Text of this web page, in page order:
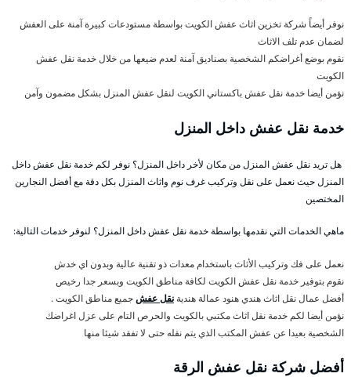
نوفر أيضاً شركة تخزين اثاث عفش الكويت بواسطة مستودعات كبيرة آمنة على العفش
لضمان عدم تلف الاثاث
نقوم بوضع أغراضكم الشخصية بصناديق آمنة لعدم ضيعها من خلال خدمة نقل عفش
الكويت
نؤمن أيضا خدمة نقل عفش باكستاني الكويت لنقل عفش المنزل بشكل مضمون وآمن
خدمة نقل عفش داخل المنزل
هل تريد نقل عفش المنزل من مكان لأخر داخل المنزل؟ نوفر لكم خدمة نقل عفش داخل
المنزل حيث نعمل على نقل وتركيب غرف نوم واثاث المنزل بكل دقة مع أفضل النجارين
المختصين
ماهي الخدمات التي نقدمها بواسطة خدمة نقل عفش داخل المنزل؟ لنوفر خدمات التالية:
نعمل على فك وتركيب الأثاث باستخدام معدات ذو تقنية عالية وبدون اي خدش
نقوم بتوفير خدمة نقل عفش الكويت لكافة مناطق الكويت وبسعر جدا رخيص
أفضل عمال نقل اثاث هندي هنود عمالة هندية نقل عفشجميع مناطق الكويت .
نؤمن أيضا لكم خدمة نقل اثاث مكتبي بالكويت والحرص التام على عزل اغراضك
الشخصية بعيدا عن عفش المكتب الذي يتم نقله حتى لا تفقد شيئا منها
أفضل شركة نقل عفش الرقة